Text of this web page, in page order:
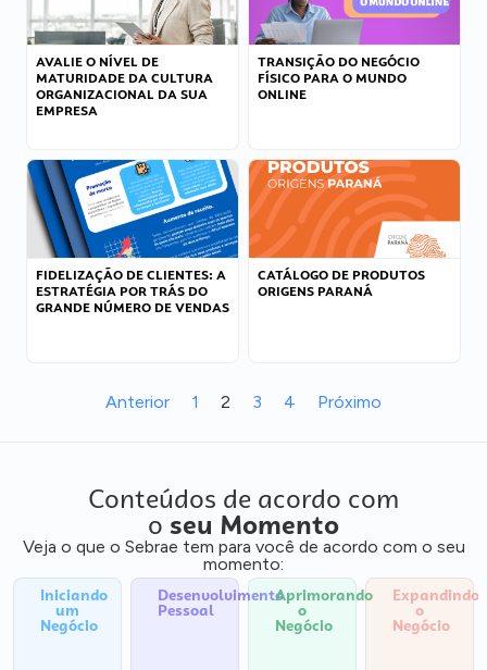
AVALIE O NÍVEL DE
MATURIDADE DA CULTURA
ORGANIZACIONAL DA SUA
EMPRESA
TRANSIÇÃO DO NEGÓCIO
FÍSICO PARA O MUNDO
ONLINE
FIDELIZAÇÃO DE CLIENTES: A
ESTRATÉGIA POR TRÁS DO
GRANDE NÚMERO DE VENDAS
CATÁLOGO DE PRODUTOS
ORIGENS PARANÁ
Anterior 1 2 3 4 Próximo
Conteúdos de acordo com
o seu Momento
Veja o que o Sebrae tem para você de acordo com o seu
momento:
Iniciando
um
Negócio
Desenvolvimento
Pessoal
Aprimorando
o
Negócio
Expandindo
o
Negócio